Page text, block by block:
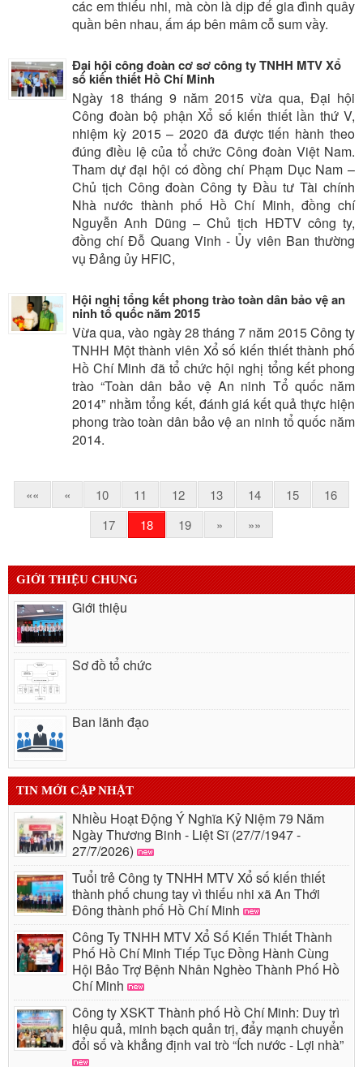
các em thiếu nhi, mà còn là dịp để gia đình quây
quần bên nhau, ấm áp bên mâm cỗ sum vầy.
Đại hội công đoàn cơ sơ công ty TNHH MTV Xổ
số kiến thiết Hồ Chí Minh
Ngày 18 tháng 9 năm 2015 vừa qua, Đại hội
Công đoàn bộ phận Xổ số kiến thiết lần thứ V,
nhiệm kỳ 2015 – 2020 đã được tiến hành theo
đúng điều lệ của tổ chức Công đoàn Việt Nam.
Tham dự đại hội có đồng chí Phạm Dục Nam –
Chủ tịch Công đoàn Công ty Đầu tư Tài chính
Nhà nước thành phố Hồ Chí Minh, đồng chí
Nguyễn Anh Dũng – Chủ tịch HĐTV công ty,
đồng chí Đỗ Quang Vinh - Ủy viên Ban thường
vụ Đảng ủy HFIC,
Hội nghị tổng kết phong trào toàn dân bảo vệ an
ninh tổ quốc năm 2015
Vừa qua, vào ngày 28 tháng 7 năm 2015 Công ty
TNHH Một thành viên Xổ số kiến thiết thành phố
Hồ Chí Minh đã tổ chức hội nghị tổng kết phong
trào “Toàn dân bảo vệ An ninh Tổ quốc năm
2014” nhằm tổng kết, đánh giá kết quả thực hiện
phong trào toàn dân bảo vệ an ninh tổ quốc năm
2014.
«« « 10 11 12 13 14 15
16
17
18 19 » »»
GIỚI THIỆU CHUNG
Giới thiệu
Sơ đồ tổ chức
Ban lãnh đạo
TIN MỚI CẬP NHẬT
Nhiều Hoạt Động Ý Nghĩa Kỷ Niệm 79 Năm
Ngày Thương Binh - Liệt Sĩ (27/7/1947 -
27/7/2026)
Tuổi trẻ Công ty TNHH MTV Xổ số kiến thiết
thành phố chung tay vì thiếu nhi xã An Thới
Đông thành phố Hồ Chí Minh
Công Ty TNHH MTV Xổ Số Kiến Thiết Thành
Phố Hồ Chí Minh Tiếp Tục Đồng Hành Cùng
Hội Bảo Trợ Bệnh Nhân Nghèo Thành Phố Hồ
Chí Minh
Công ty XSKT Thành phố Hồ Chí Minh: Duy trì
hiệu quả, minh bạch quản trị, đẩy mạnh chuyển
đổi số và khẳng định vai trò “Ích nước - Lợi nhà”